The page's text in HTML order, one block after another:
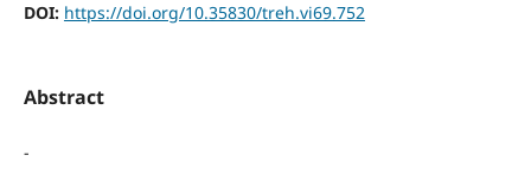
DOI: https://doi.org/10.35830/treh.vi69.752
Abstract
-